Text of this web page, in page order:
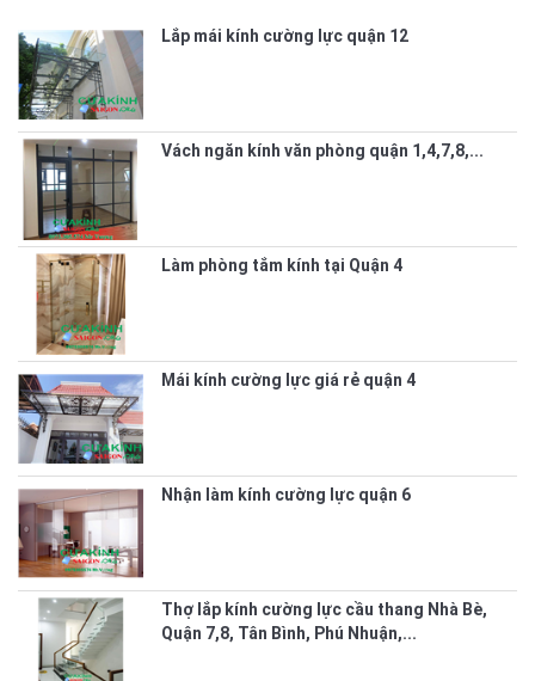
Lắp mái kính cường lực quận 12
Vách ngăn kính văn phòng quận 1,4,7,8,...
Làm phòng tắm kính tại Quận 4
Mái kính cường lực giá rẻ quận 4
Nhận làm kính cường lực quận 6
Thợ lắp kính cường lực cầu thang Nhà Bè,
Quận 7,8, Tân Bình, Phú Nhuận,...